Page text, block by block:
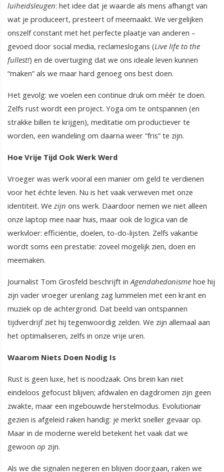
luiheidsleugen: het idee dat je waarde als mens afhangt van
wat je produceert, presteert of meemaakt. We vergelijken
onszelf constant met het perfecte plaatje van anderen –
gevoed door social media, reclameslogans (Live life to the
fullest!) en de overtuiging dat we ons ideale leven kunnen
“maken” als we maar hard genoeg ons best doen.
Het gevolg: we voelen een continue druk om méér te doen.
Zelfs rust wordt een project. Yoga om te ontspannen (en
strakke billen te krijgen), meditatie om productiever te
worden, een wandeling om daarna weer “fris” te zijn.
Hoe Vrije Tijd Ook Werk Werd
Vroeger was werk vooral een manier om geld te verdienen
voor het échte leven. Nu is het vaak verweven met onze
identiteit. We zijn ons werk. Daardoor nemen we niet alleen
onze laptop mee naar huis, maar ook de logica van de
werkvloer: efficiëntie, doelen, to-do-lijsten. Zelfs vakantie
wordt soms een prestatie: zoveel mogelijk zien, doen en
meemaken.
Journalist Tom Grosfeld beschrijft inAgendahedonisme hoe hij
zijn vader vroeger urenlang zag lummelen met een krant en
muziek op de achtergrond. Dat beeld van ontspannen
tijdverdrijf ziet hij tegenwoordig zelden. We zijn allemaal aan
het optimaliseren, zelfs in onze vrije uren.
Waarom Niets Doen Nodig Is
Rust is geen luxe, het is noodzaak. Ons brein kan niet
eindeloos gefocust blijven; afdwalen en dagdromen zijn geen
zwakte, maar een ingebouwde herstelmodus. Evolutionair
gezien is afgeleid raken handig: je merkt sneller gevaar op.
Maar in de moderne wereld betekent het vaak dat we
gewoon op zijn.
Als we die signalen negeren en blijven doorgaan, raken we